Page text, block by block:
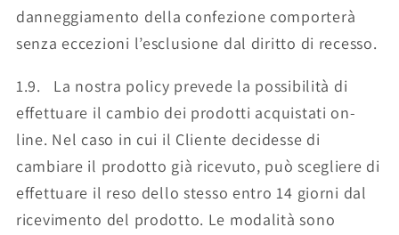
danneggiamento della confezione comporterà
senza eccezioni l’esclusione dal diritto di recesso.
1.9. La nostra policy prevede la possibilità di
effettuare il cambio dei prodotti acquistati on-
line. Nel caso in cui il Cliente decidesse di
cambiare il prodotto già ricevuto, può scegliere di
effettuare il reso dello stesso entro 14 giorni dal
ricevimento del prodotto. Le modalità sono